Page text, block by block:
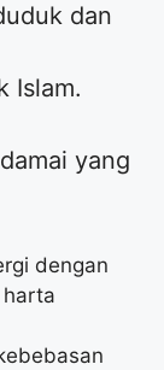
dan
Islam.
yang
dengan